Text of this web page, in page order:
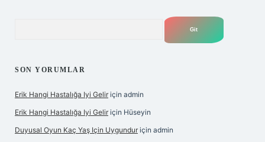
SON YORUMLAR
Erik Hangi Hastalığa Iyi Gelir için admin
Erik Hangi Hastalığa Iyi Gelir için Hüseyin
Duyusal Oyun Kaç Yaş Için Uygundur için admin